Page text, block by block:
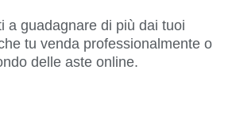
a guadagnare di più dai tuoi
tu venda professionalmente o
delle aste online.